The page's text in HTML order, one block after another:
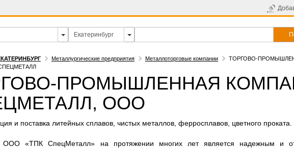
Металлургические предприятия Металлоторговые компании
ТОРГОВО-
ПРОМЫШЛЕННАЯ
ООО
и поставка литейных сплавов, чистых металлов, ферросплавов, цветного проката.
ООО «ТПК СпецМеталл» на протяжении многих лет является надежным и